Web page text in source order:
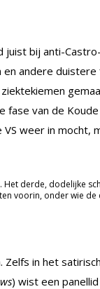
juist bij anti-
andere
fase van de
weer in
derde, dodelijke
voorin, onder wie
in het
) wist een